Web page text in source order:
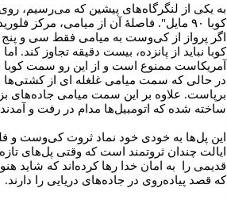
به یکی از لنگرگاه‌های پیشین که می‌رسیم،
اگر پرواز از کی‌وست به میامی فقط سی و
کوبا نباید از پانزده، بیست دقیقه تجاوز
آمریکاست ممنوع است و از این رو سمت
در حالی که سمت میامی غلغله ای از
برپاست. علاوه بر این سمت میامی جاده‌های
ساخته شده که اتومبیل‌ها مدام در رفت و
این پل‌ها به خودی خود نماد ثروت کی‌وست و
ایالت چندان ثروتمند است که وقتی پل‌های
قدیمی را به امان خدا رها کرده‌اند که شاید
که قصد پیاده‌روی در جاده‌های دریایی را دارند.